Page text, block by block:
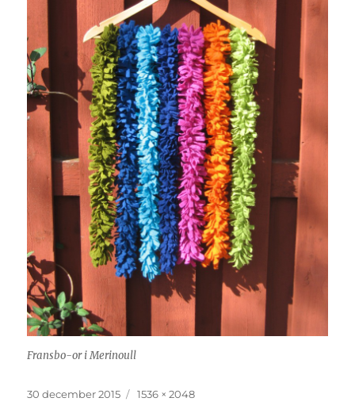
Fransbo-or i Merinoull
Publicerat
30 december 2015
Full
1536 × 2048